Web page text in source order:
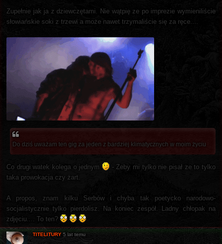
Zupełnie jak ja z dziewczętami. Nie wątpię ze po imprezie wymieniliście
słowiańskie soki z trzewi a może nawet trzymaliście się za ręce....
Do dziś uważam ten gig za jeden z bardziej klimatycznych w moim życiu
Co drugi watek kolega o jednym
- Zeby mi tylko nie pisał ze to tylko
taka prowokacja czy żart.
A propos, znam kilku Serbów i chyba tak poetycko narodowo-
socjalistycznie tylko pierdolisz. Na koniec zespół. Ladny chłopak na
zdjęciu.... To ten?
TITELITURY 5 lat temu